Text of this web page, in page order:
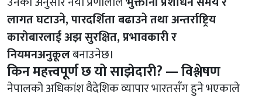
लागत घटाउने, पारदर्शिता बढाउने तथा अन्तर्राष्ट्रिय
कारोबारलाई अझ सुरक्षित, प्रभावकारी र
नियमनअनुकूलबनाउनेछ।
किन महत्त्वपूर्ण छ यो साझेदारी? — विश्लेषण
नेपालको अधिकांश वैदेशिक व्यापार भारतसँग हुने भएकाले